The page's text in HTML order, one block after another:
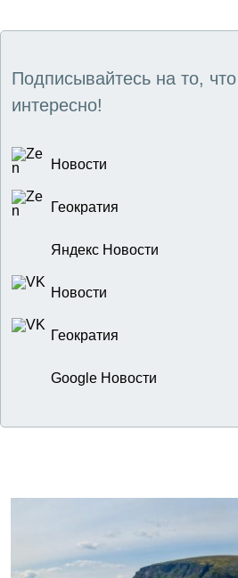
Подписывайтесь на то,
интересно!
Новости
Геократия
Яндекс Новости
Новости
Геократия
Google Новости